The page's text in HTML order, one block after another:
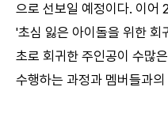
으로 선보일 예정이다. 이어
'초심 잃은 아이돌을 위한 회
초로 회귀한 주인공이 수많
수행하는 과정과 멤버들과